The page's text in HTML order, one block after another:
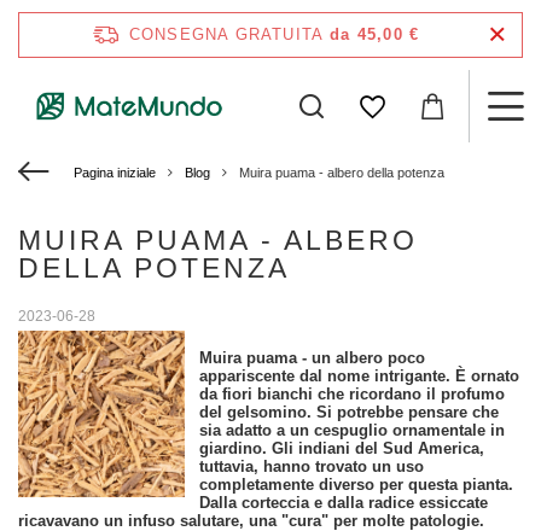
CONSEGNA GRATUITA da 45,00 €
Pagina iniziale Blog Muira puama - albero della potenza
MUIRA PUAMA - ALBERO
DELLA POTENZA
2023-06-28
Muira puama - un albero poco
appariscente dal nome intrigante. È ornato
da fiori bianchi che ricordano il profumo
del gelsomino. Si potrebbe pensare che
sia adatto a un cespuglio ornamentale in
giardino. Gli indiani del Sud America,
tuttavia, hanno trovato un uso
completamente diverso per questa pianta.
Dalla corteccia e dalla radice essiccate
ricavavano un infuso salutare, una "cura" per molte patologie.